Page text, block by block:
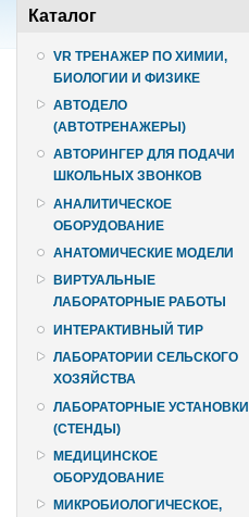
Каталог
VR ТРЕНАЖЕР ПО ХИМИИ,
БИОЛОГИИ И ФИЗИКЕ
АВТОДЕЛО
(АВТОТРЕНАЖЕРЫ)
АВТОРИНГЕР ДЛЯ ПОДАЧИ
ШКОЛЬНЫХ ЗВОНКОВ
АНАЛИТИЧЕСКОЕ
ОБОРУДОВАНИЕ
АНАТОМИЧЕСКИЕ МОДЕЛИ
ВИРТУАЛЬНЫЕ
ЛАБОРАТОРНЫЕ РАБОТЫ
ИНТЕРАКТИВНЫЙ ТИР
ЛАБОРАТОРИИ СЕЛЬСКОГО
ХОЗЯЙСТВА
ЛАБОРАТОРНЫЕ УСТАНОВКИ
(СТЕНДЫ)
МЕДИЦИНСКОЕ
ОБОРУДОВАНИЕ
МИКРОБИОЛОГИЧЕСКОЕ,